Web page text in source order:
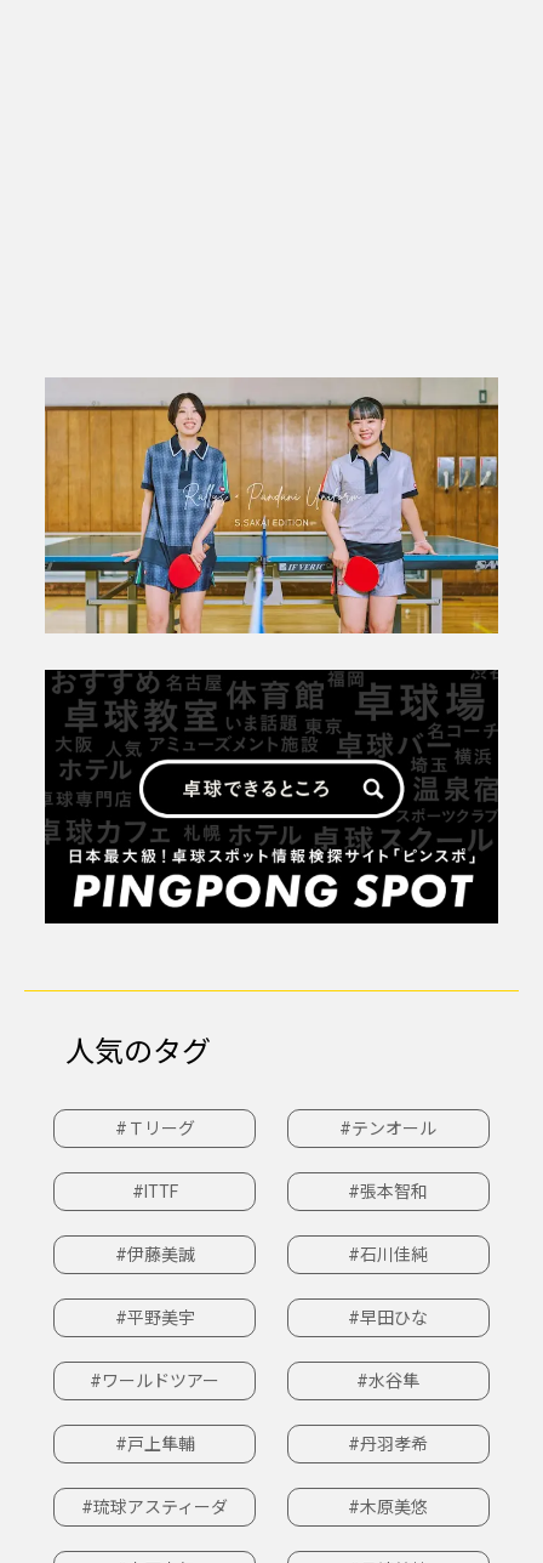
人気のタグ
#Ｔリーグ #テンオール
#ITTF #張本智和
#伊藤美誠 #石川佳純
#平野美宇 #早田ひな
#ワールドツアー #水谷隼
#戸上隼輔 #丹羽孝希
#琉球アスティーダ #木原美悠